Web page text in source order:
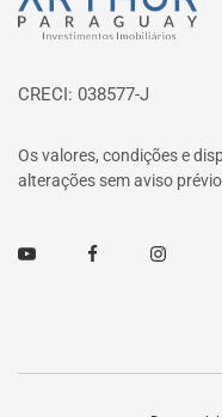
CRECI: 038577-J
Os valores, condições e
alterações sem aviso
Youtube FacebookInstagram